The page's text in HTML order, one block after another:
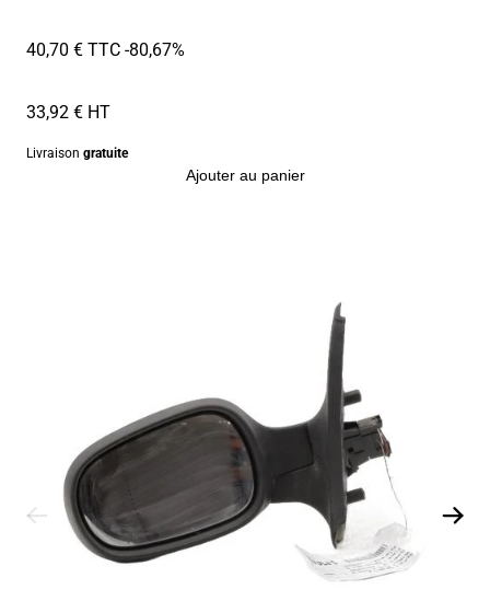
40,70 € TTC-80,67%
33,92 € HT
Livraison gratuite
Ajouter au panier